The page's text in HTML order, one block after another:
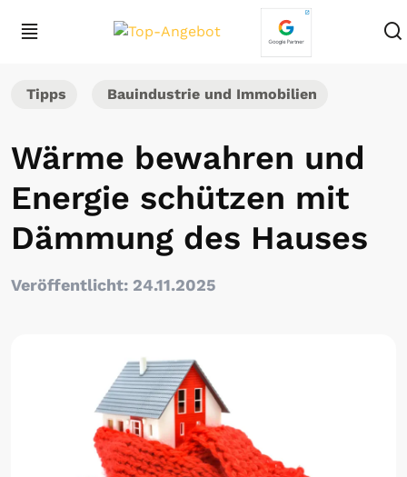
Tipps Bauindustrie und Immobilien
Wärme bewahren und
Energie schützen mit
Dämmung des Hauses
Veröffentlicht: 24.11.2025